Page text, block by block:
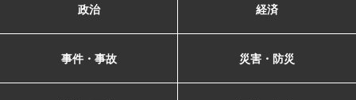
政治 経済
事件・事故 災害・防災